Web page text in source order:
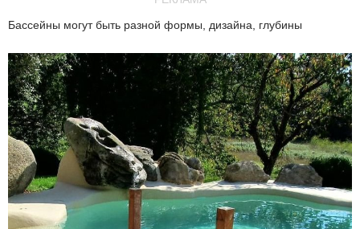
Бассейны могут быть разной формы, дизайна, глубины